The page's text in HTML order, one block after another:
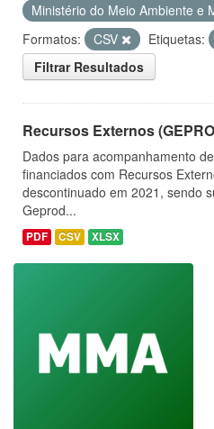
Ministério do Meio Ambiente e
Formatos:
CSV Etiquetas:
Filtrar Resultados
Recursos Externos
Dados para acompanhamento
financiados com Recursos
descontinuado em 2021, sendo
Geprod...
PDF CSV XLSX